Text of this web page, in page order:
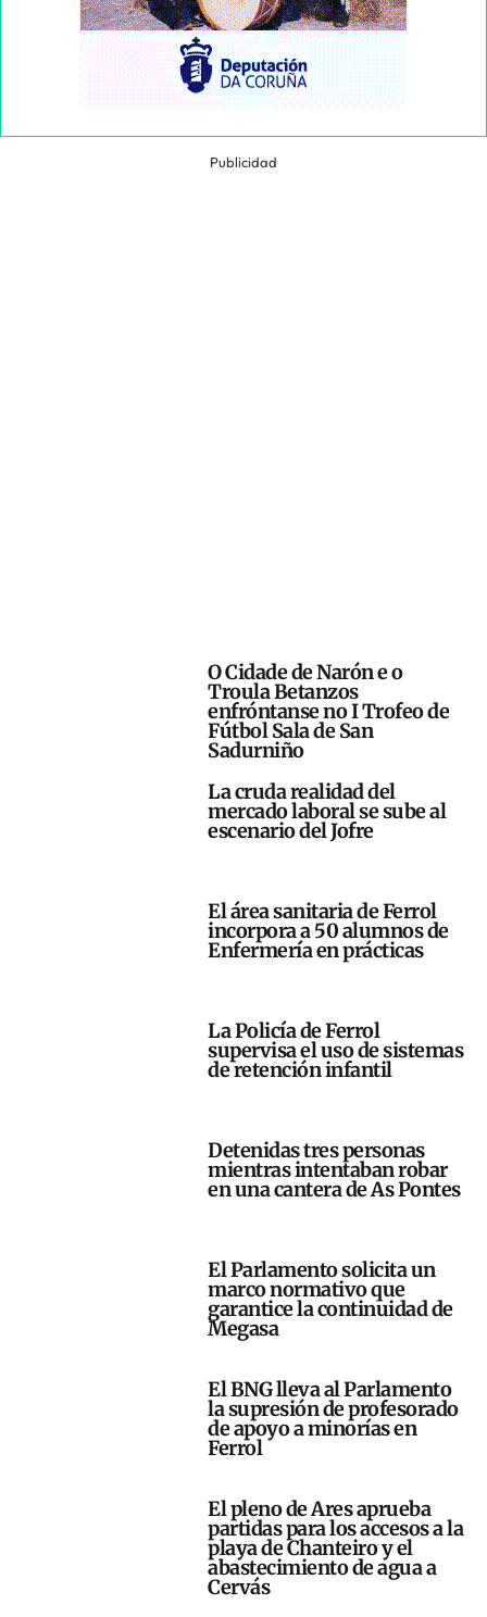
Publicidad
O Cidade de Narón e o
Troula Betanzos
enfróntanse no I Trofeo de
Fútbol Sala de San
Sadurniño
La cruda realidad del
mercado laboral se sube al
escenario del Jofre
El área sanitaria de Ferrol
incorpora a 50 alumnos de
Enfermería en prácticas
La Policía de Ferrol
supervisa el uso de sistemas
de retención infantil
Detenidas tres personas
mientras intentaban robar
en una cantera de As Pontes
El Parlamento solicita un
marco normativo que
garantice la continuidad de
Megasa
El BNG lleva al Parlamento
la supresión de profesorado
de apoyo a minorías en
Ferrol
El pleno de Ares aprueba
partidas para los accesos a la
playa de Chanteiro y el
abastecimiento de agua a
Cervás